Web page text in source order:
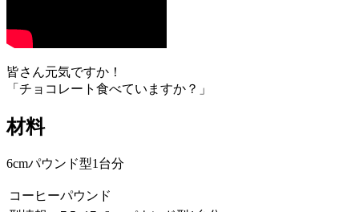
皆さん元気ですか！
「チョコレート食べていますか？」
材料
6cmパウンド型1台分
コーヒーパウンド